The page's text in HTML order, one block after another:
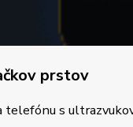
prstov
telefónu s